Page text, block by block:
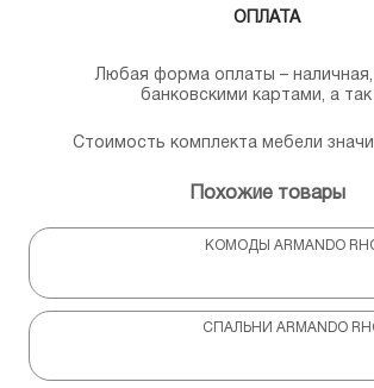
ОПЛАТА
Любая форма оплаты – наличная,
банковскими картами, а
Стоимость комплекта мебели
Похожие товары
КОМОДЫ ARMANDO
СПАЛЬНИ ARMANDO